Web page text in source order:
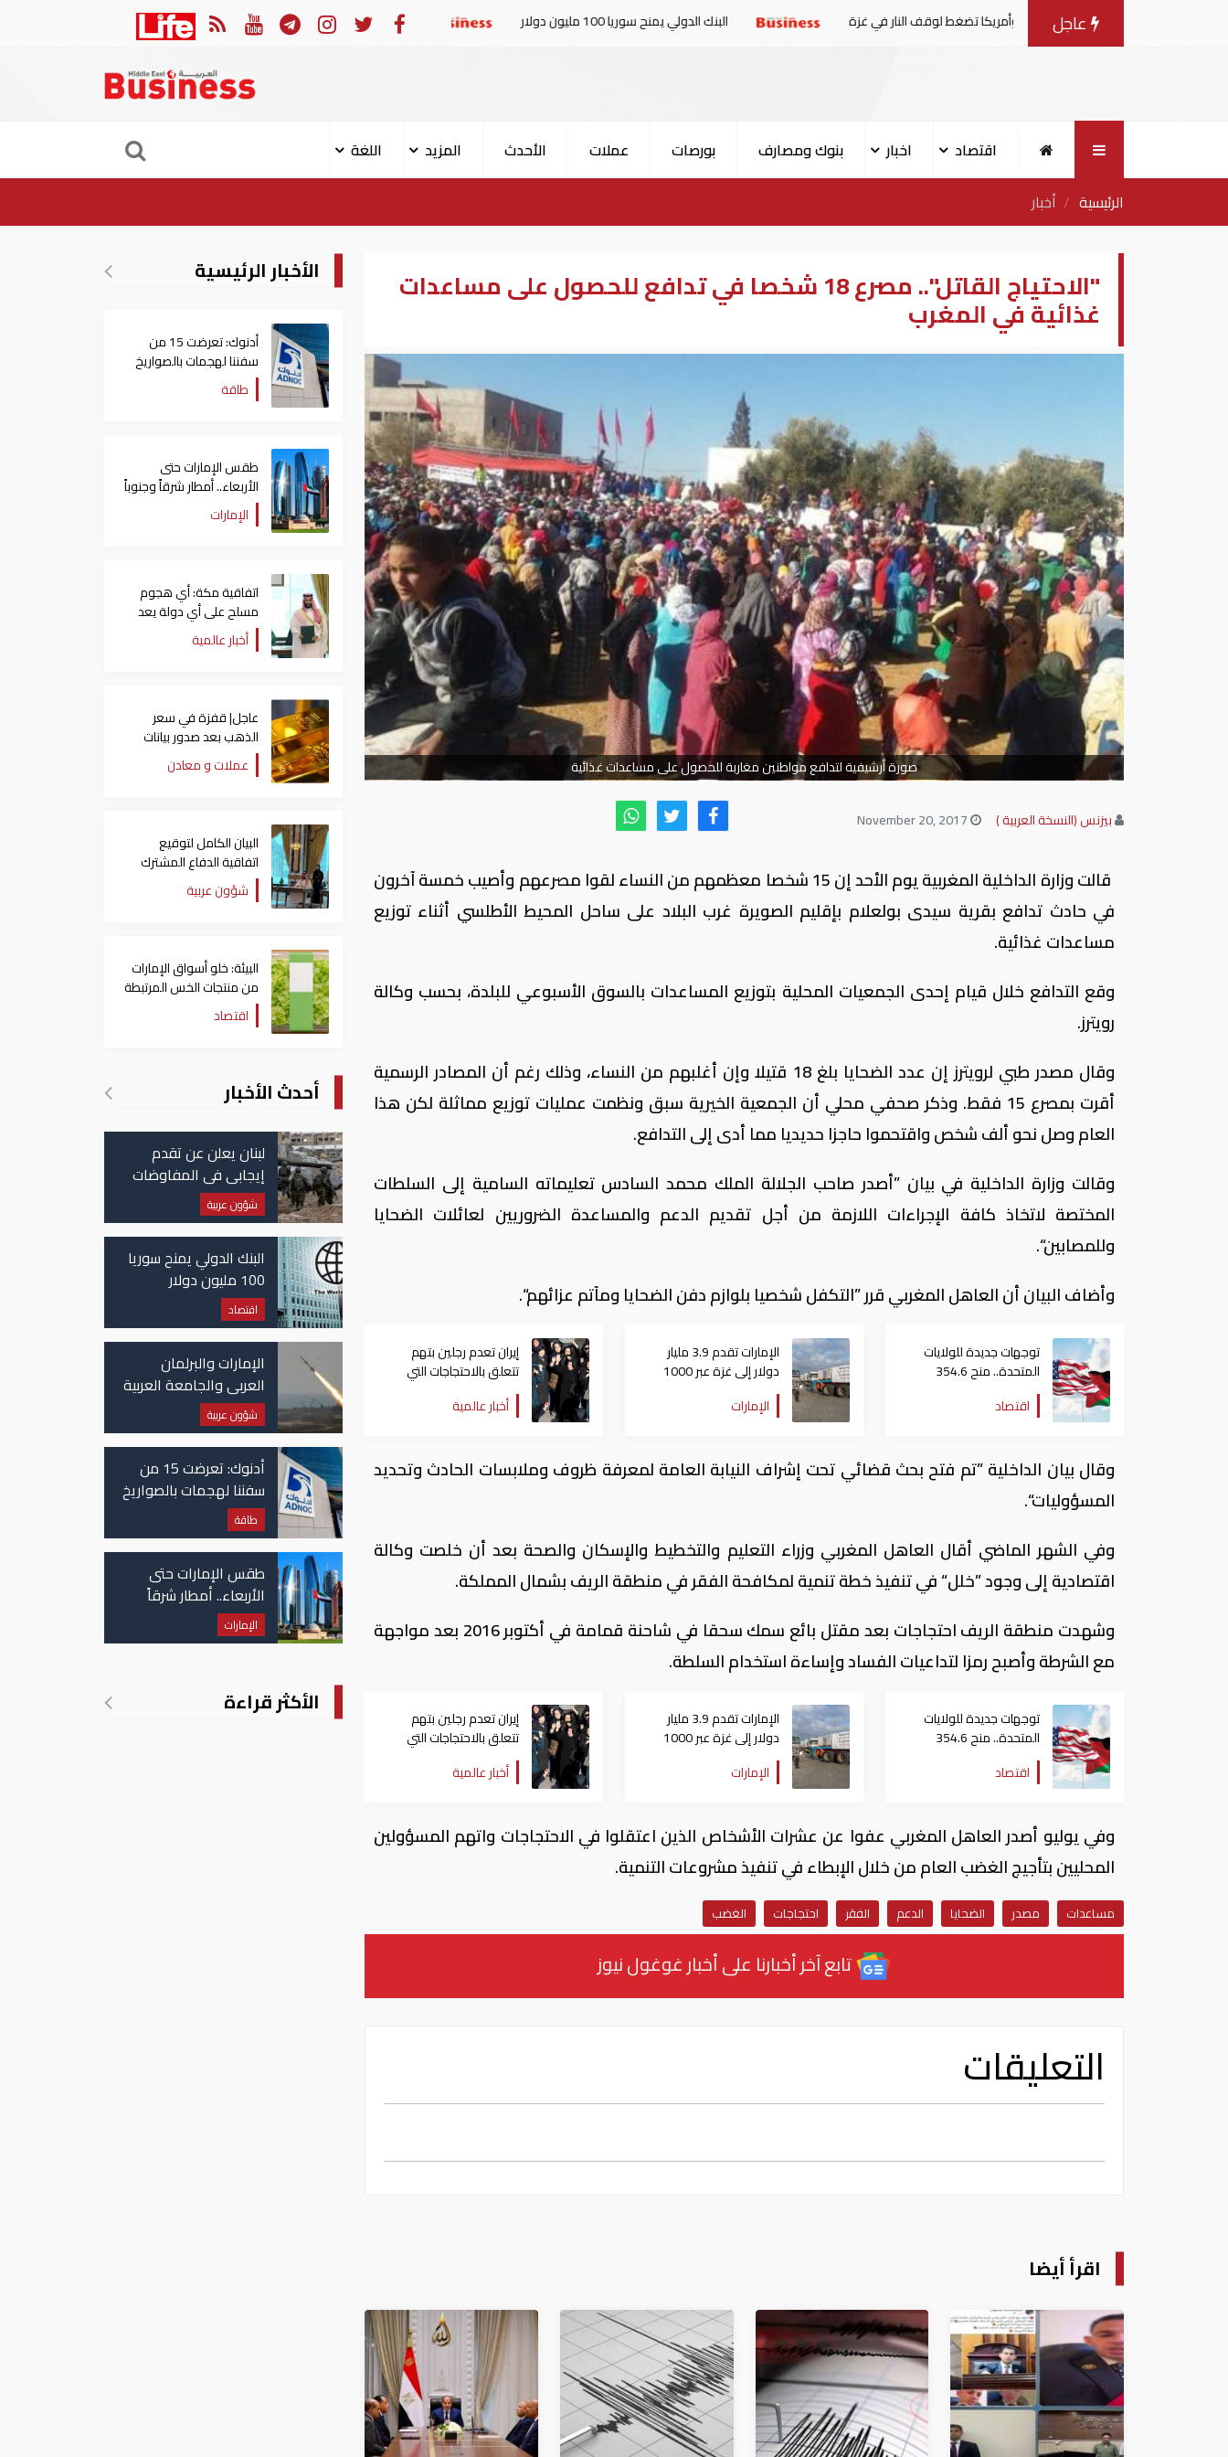
عاجل
مع إسرائيل.. وأمريكا تضغط لوقف النار في غزة البنك الدولي يمنح سوريا 100 مليون دولار الإمارات والبرلمان العربي والجامعة العربية يدينون الهجوم الحوثي على نجران بالسعودية
اقتصاد اخبار بنوك ومصارف بورصات عملات الأحدث المزيد
اللغة
الرئيسية
أخبار
"الاحتياج القاتل".. مصرع 18 شخصا في تدافع للحصول على مساعدات
غذائية في المغرب
صورة أرشيفية لتدافع مواطنين مغاربة للحصول على مساعدات غذائية
بيزنس (النسخة العربية )
قالت وزارة الداخلية المغربية يوم الأحد إن 15 شخصا معظمهم من النساء لقوا مصرعهم وأصيب خمسة آخرون
في حادث تدافع بقرية سيدى بولعلام بإقليم الصويرة غرب البلاد على ساحل المحيط الأطلسي أثناء توزيع
مساعدات غذائية.
وقع التدافع خلال قيام إحدى الجمعيات المحلية بتوزيع المساعدات بالسوق الأسبوعي للبلدة، بحسب وكالة
رويترز.
وقال مصدر طبي لرويترز إن عدد الضحايا بلغ 18 قتيلا وإن أغلبهم من النساء، وذلك رغم أن المصادر الرسمية
أقرت بمصرع 15 فقط. وذكر صحفي محلي أن الجمعية الخيرية سبق ونظمت عمليات توزيع مماثلة لكن هذا
العام وصل نحو ألف شخص واقتحموا حاجزا حديديا مما أدى إلى التدافع.
وقالت وزارة الداخلية في بيان ”أصدر صاحب الجلالة الملك محمد السادس تعليماته السامية إلى السلطات
المختصة لاتخاذ كافة الإجراءات اللازمة من أجل تقديم الدعم والمساعدة الضروريين لعائلات الضحايا
وللمصابين“.
وأضاف البيان أن العاهل المغربي قرر ”التكفل شخصيا بلوازم دفن الضحايا ومآتم عزائهم“.
توجهات جديدة للولايات
المتحدة.. منح 354.6
مليون دولار مساعدات إلى
الأردن
اقتصاد
الإمارات تقدم 3.9 مليار
دولار إلى غزة عبر 1000
يوم مساعدات
الإمارات
إيران تعدم رجلين بتهم
تتعلق بالاحتجاجات التي
عمّت البلاد يناير الماضي
أخبار عالمية
وقال بيان الداخلية ”تم فتح بحث قضائي تحت إشراف النيابة العامة لمعرفة ظروف وملابسات الحادث وتحديد
المسؤوليات“.
وفي الشهر الماضي أقال العاهل المغربي وزراء التعليم والتخطيط والإسكان والصحة بعد أن خلصت وكالة
اقتصادية إلى وجود ”خلل“ في تنفيذ خطة تنمية لمكافحة الفقر في منطقة الريف بشمال المملكة.
وشهدت منطقة الريف احتجاجات بعد مقتل بائع سمك سحقا في شاحنة قمامة في أكتوبر 2016 بعد مواجهة
مع الشرطة وأصبح رمزا لتداعيات الفساد وإساءة استخدام السلطة.
توجهات جديدة للولايات
المتحدة.. منح 354.6
مليون دولار مساعدات إلى
الأردن
اقتصاد
الإمارات تقدم 3.9 مليار
دولار إلى غزة عبر 1000
يوم مساعدات
الإمارات
إيران تعدم رجلين بتهم
تتعلق بالاحتجاجات التي
عمّت البلاد يناير الماضي
أخبار عالمية
وفي يوليو أصدر العاهل المغربي عفوا عن عشرات الأشخاص الذين اعتقلوا في الاحتجاجات واتهم المسؤولين
المحليين بتأجيج الغضب العام من خلال الإبطاء في تنفيذ مشروعات التنمية.
مساعدات مصدر الضحايا الدعم الفقر احتجاجات الغضب
تابع آخر أخبارنا على أخبار غوغول نيوز
التعليقات
اقرأ أيضا
الأخبار الرئيسية
أدنوك: تعرضت 15 من
سفننا لهجمات بالصواريخ
والطائرات المسيّرة منذ
بداية النزاع
طاقة
طقس الإمارات حتى
الأربعاء.. أمطار شرقاً وجنوباً
وانخفاض تدريجي للحرارة
الإمارات
اتفاقية مكة: أي هجوم
مسلح على أي دولة يعد
هجوما على الدول الثلاث
جميعا
أخبار عالمية
عاجل| قفزة في سعر
الذهب بعد صدور بيانات
الوظائف الأمريكية
عملات و معادن
البيان الكامل لتوقيع
اتفاقية الدفاع المشترك
بين السعودية وتركيا
وباكستان
شؤون عربية
البيئة: خلو أسواق الإمارات
من منتجات الخس المرتبطة
بتفشي داء السيكلوسبورا
اقتصاد
أحدث الأخبار
لبنان يعلن عن تقدم
إيجابي في المفاوضات
مع إسرائيل.. وأمريكا
تضغط لوقف النار في
غزة
شؤون عربية
البنك الدولي يمنح سوريا
100 مليون دولار
اقتصاد
الإمارات والبرلمان
العربي والجامعة العربية
يدينون الهجوم الحوثي
على نجران بالسعودية
شؤون عربية
أدنوك: تعرضت 15 من
سفننا لهجمات بالصواريخ
والطائرات المسيّرة منذ
بداية النزاع
طاقة
طقس الإمارات حتى
الأربعاء.. أمطار شرقاً
وجنوباً وانخفاض
تدريجي للحرارة
الإمارات
الأكثر قراءة